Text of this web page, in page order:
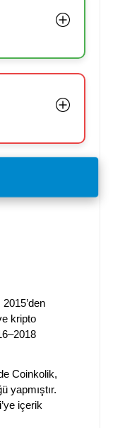
kripto
Coinkolik,
yapmıştır.
içerik